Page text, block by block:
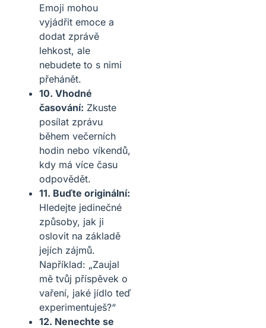
Emoji mohou
vyjádřit emoce a
dodat zprávě
lehkost, ale
nebudete to s nimi
přehánět.
10. Vhodné
časování: Zkuste
posílat zprávu
během večerních
hodin nebo víkendů,
kdy má více času
odpovědět.
11. Buďte originální:
Hledejte jedinečné
způsoby, jak ji
oslovit na základě
jejích zájmů.
Například: „Zaujal
mě tvůj příspěvek o
vaření, jaké jídlo teď
experimentuješ?“
12. Nenechte se